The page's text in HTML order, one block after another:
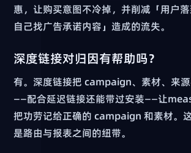
惠，让购买意图不冷掉，并削减「用户
自己找广告承诺内容」造成的流失。
深度链接对归因有帮助吗？
有。深度链接把 campaign、素材、来
——配合延迟链接还能带过安装——让
把功劳记给正确的 campaign 和素材。
是路由与报表之间的纽带。